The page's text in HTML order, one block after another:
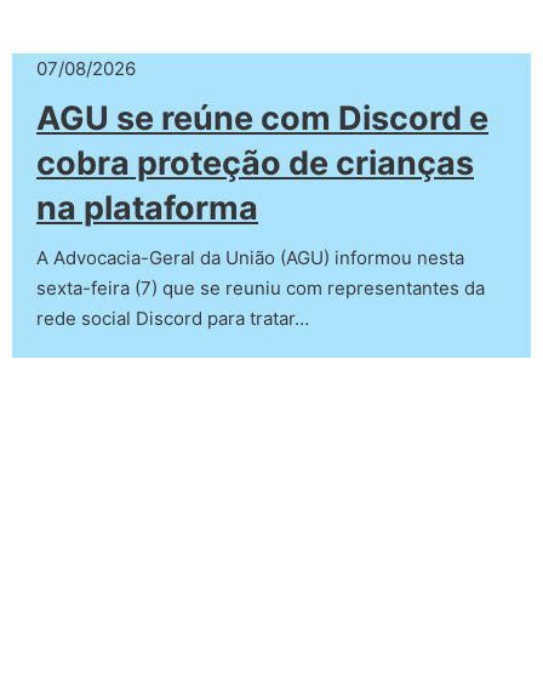
07/08/2026
AGU se reúne com Discord e
cobra proteção de crianças
na plataforma
A Advocacia-Geral da União (AGU) informou nesta
sexta-feira (7) que se reuniu com representantes da
rede social Discord para tratar…